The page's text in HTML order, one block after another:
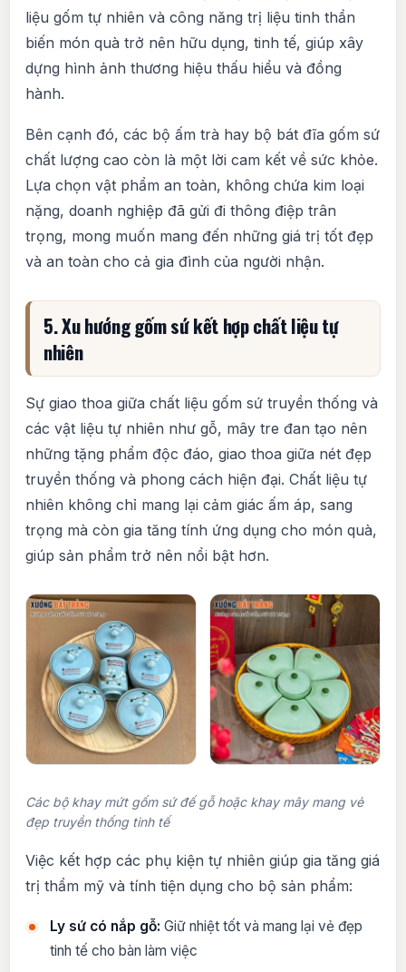
liệu gốm tự nhiên và công năng trị liệu tinh thần
biến món quà trở nên hữu dụng, tinh tế, giúp xây
dựng hình ảnh thương hiệu thấu hiểu và đồng
hành.
Bên cạnh đó, các bộ ấm trà hay bộ bát đĩa gốm sứ
chất lượng cao còn là một lời cam kết về sức khỏe.
Lựa chọn vật phẩm an toàn, không chứa kim loại
nặng, doanh nghiệp đã gửi đi thông điệp trân
trọng, mong muốn mang đến những giá trị tốt đẹp
và an toàn cho cả gia đình của người nhận.
5. Xu hướng gốm sứ kết hợp chất liệu tự
nhiên
Sự giao thoa giữa chất liệu gốm sứ truyền thống và
các vật liệu tự nhiên như gỗ, mây tre đan tạo nên
những tặng phẩm độc đáo, giao thoa giữa nét đẹp
truyền thống và phong cách hiện đại. Chất liệu tự
nhiên không chỉ mang lại cảm giác ấm áp, sang
trọng mà còn gia tăng tính ứng dụng cho món quà,
giúp sản phẩm trở nên nổi bật hơn.
Các bộ khay mứt gốm sứ đế gỗ hoặc khay mây mang vẻ
đẹp truyền thống tinh tế
Việc kết hợp các phụ kiện tự nhiên giúp gia tăng giá
trị thẩm mỹ và tính tiện dụng cho bộ sản phẩm:
Ly sứ có nắp gỗ: Giữ nhiệt tốt và mang lại vẻ đẹp
tinh tế cho bàn làm việc